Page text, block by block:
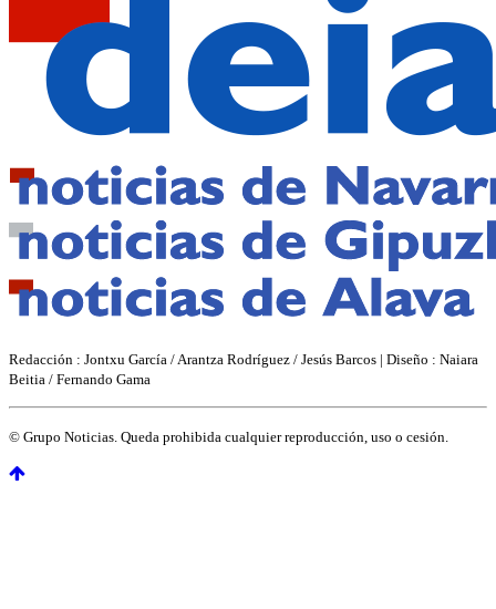
Redacción : Jontxu García / Arantza Rodríguez / Jesús Barcos | Diseño : Naiara
Beitia / Fernando Gama
© Grupo Noticias. Queda prohibida cualquier reproducción, uso o cesión.